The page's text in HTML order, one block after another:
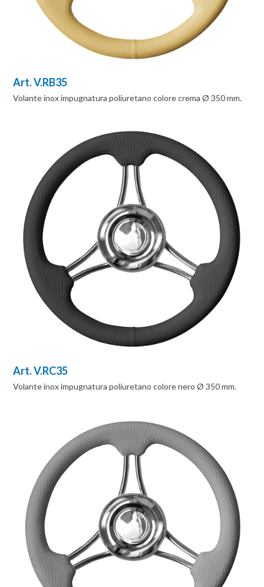
Art. V.RB35
Volante inox impugnatura poliuretano colore crema Ø 350 mm.
Art. V.RC35
Volante inox impugnatura poliuretano colore nero Ø 350 mm.